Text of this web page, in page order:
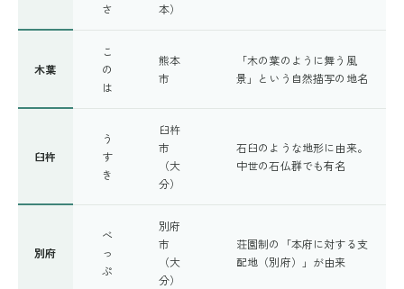
さ
本）
木葉
こ
の
は
熊本
市
「木の葉のように舞う風
景」という自然描写の地名
臼杵
う
す
き
臼杵
市
（大
分）
石臼のような地形に由来。
中世の石仏群でも有名
別府
べ
っ
ぷ
別府
市
（大
分）
荘園制の「本府に対する支
配地（別府）」が由来